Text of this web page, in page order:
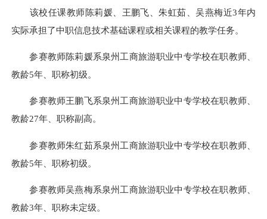
该校任课教师陈莉媛、王鹏飞、朱虹茹、吴燕梅近3年内
实际承担了中职信息技术基础课程或相关课程的教学任务。
参赛教师陈莉媛系泉州工商旅游职业中专学校在职教师、
教龄5年、职称初级。
参赛教师王鹏飞系泉州工商旅游职业中专学校在职教师、
教龄27年、职称副高。
参赛教师朱红茹系泉州工商旅游职业中专学校在职教师、
教龄5年、职称初级。
参赛教师吴燕梅系泉州工商旅游职业中专学校在职教师、
教龄3年、职称未定级。